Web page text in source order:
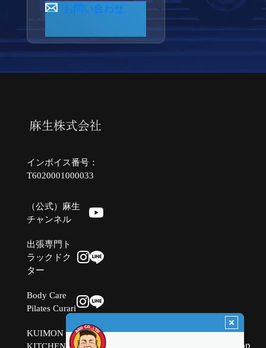
お問い合わせ
インボイス番号：
T6020001000033
（公式）麻生
チャンネル
出張専門ト
ラックドク
ター
Body Care
Pilates Curari
KUIMON
KITCHEN
Top